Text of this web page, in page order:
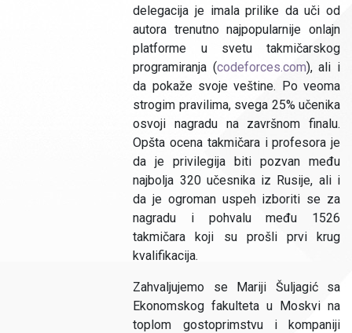
delegacija je imala prilike da uči od
autora trenutno najpopularnije onlajn
platforme u svetu takmičarskog
programiranja (codeforces.com), ali i
da pokaže svoje veštine. Po veoma
strogim pravilima, svega 25% učenika
osvoji nagradu na završnom finalu.
Opšta ocena takmičara i profesora je
da je privilegija biti pozvan među
najbolja 320 učesnika iz Rusije, ali i
da je ogroman uspeh izboriti se za
nagradu i pohvalu među 1526
takmičara koji su prošli prvi krug
kvalifikacija.
Zahvaljujemo se Mariji Šuljagić sa
Ekonomskog fakulteta u Moskvi na
toplom gostoprimstvu i kompaniji